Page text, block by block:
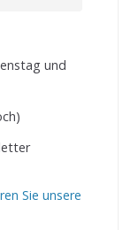
und
Sie unsere